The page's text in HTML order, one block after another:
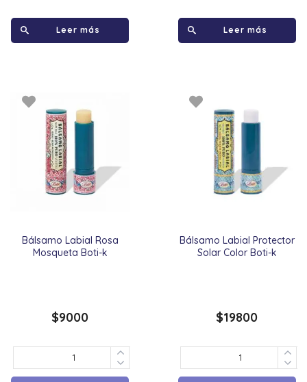
Leer más Leer más
Bálsamo Labial Rosa
Mosqueta Boti-k
$9000
Bálsamo Labial Protector
Solar Color Boti-k
$19800